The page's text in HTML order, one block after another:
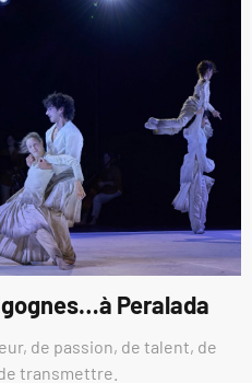
Peralada
de passion, de talent, de
transmettre.